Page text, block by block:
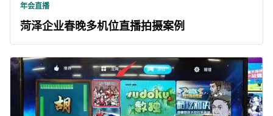
年会直播
菏泽企业春晚多机位直播拍摄案例